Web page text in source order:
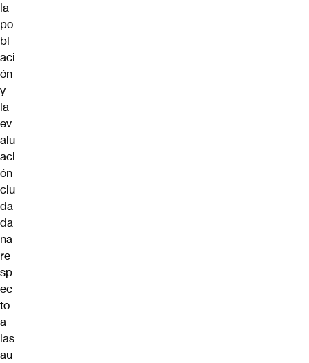
la
po
bl
aci
ón
y
la
ev
alu
aci
ón
ciu
da
da
na
re
sp
ec
to
a
las
au